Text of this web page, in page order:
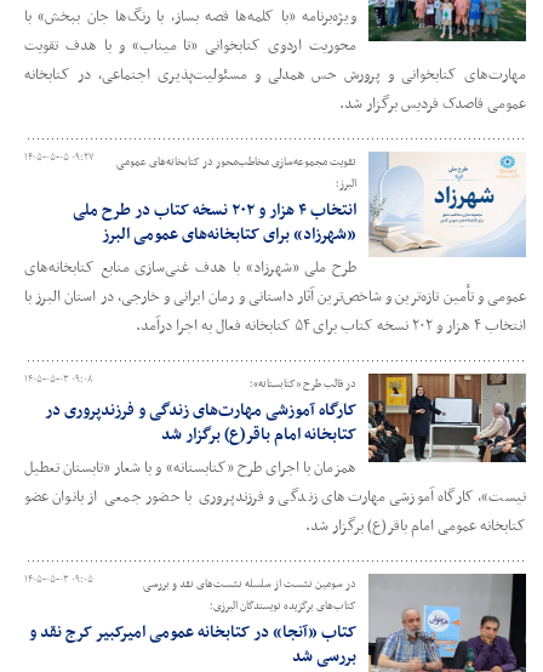
ویژه‌برنامه «با کلمه‌ها قصه بساز، با رنگ‌ها جان ببخش» با
محوریت اردوی کتابخوانی «تا میناب» و با هدف تقویت
مهارت‌های کتابخوانی و پرورش حس همدلی و مسئولیت‌پذیری اجتماعی، در کتابخانه
عمومی قاصدک فردیس برگزار شد.
۱۴۰۵-۰۵-۰۵ ۰۹:۲۷
تقویت مجموعه‌سازی مخاطب‌محور در کتابخانه‌های عمومی
البرز؛
انتخاب ۴ هزار و ۲۰۲ نسخه کتاب در طرح ملی
«شهرزاد» برای کتابخانه‌های عمومی البرز
طرح ملی «شهرزاد» با هدف غنی‌سازی منابع کتابخانه‌های
عمومی و تأمین تازه‌ترین و شاخص‌ترین آثار داستانی و رمان ایرانی و خارجی، در استان البرز با
انتخاب ۴ هزار و ۲۰۲ نسخه کتاب برای ۵۴ کتابخانه فعال به اجرا درآمد.
۱۴۰۵-۰۵-۰۳ ۰۹:۰۸ در قالب طرح «کتابستانه»؛
کارگاه آموزشی مهارت‌های زندگی و فرزندپروری در
کتابخانه امام باقر(ع) برگزار شد
همزمان با اجرای طرح «کتابستانه» و با شعار «تابستان تعطیل
نیست»، کارگاه آموزشی مهارت‌های زندگی و فرزندپروری با حضور جمعی از بانوان عضو
کتابخانه عمومی امام باقر(ع) برگزار شد.
۱۴۰۵-۰۵-۰۳ ۰۹:۰۵
در سومین نشست از سلسله نشست‌های نقد و بررسی
کتاب‌های برگزیده نویسندگان البرزی؛
کتاب «آنجا» در کتابخانه عمومی امیرکبیر کرج نقد و
بررسی شد